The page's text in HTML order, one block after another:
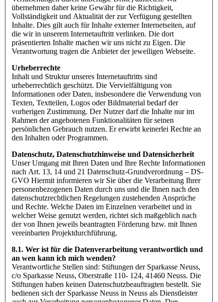
übernehmen daher keine Gewähr für die Richtigkeit,
Vollständigkeit und Aktualität der zur Verfügung gestellten
Inhalte. Dies gilt auch für Inhalte externer Internetseiten, auf
die wir in unserem Internetauftritt verlinken. Die dort
präsentierten Inhalte machen wir uns nicht zu Eigen. Die
Verantwortung tragen die Anbieter der jeweiligen Webseite.
Urheberrechte
Inhalt und Struktur unseres Internetauftritts sind
urheberrechtlich geschützt. Die Vervielfältigung von
Informationen oder Daten, insbesondere die Verwendung von
Texten, Textteilen, Logos oder Bildmaterial bedarf der
vorherigen Zustimmung. Der Nutzer darf die Inhalte nur im
Rahmen der angebotenen Funktionalitäten für seinen
persönlichen Gebrauch nutzen. Er erwirbt keinerlei Rechte an
den Inhalten oder Programmen.
Datenschutz, Datenschutzhinweise und Datensicherheit
Unser Umgang mit Ihren Daten und Ihre Rechte Informationen
nach Art. 13, 14 und 21 Datenschutz-Grundverordnung – DS-
GVO Hiermit informieren wir Sie über die Verarbeitung Ihrer
personenbezogenen Daten durch uns und die Ihnen nach den
datenschutzrechtlichen Regelungen zustehenden Ansprüche
und Rechte. Welche Daten im Einzelnen verarbeitet und in
welcher Weise genutzt werden, richtet sich maßgeblich nach
der von Ihnen jeweils beantragten Förderung bzw. mit Ihnen
vereinbarten Projektdurchführung.
8.1. Wer ist für die Datenverarbeitung verantwortlich und
an wen kann ich mich wenden?
Verantwortliche Stellen sind: Stiftungen der Sparkasse Neuss,
c/o Sparkasse Neuss, Oberstraße 110- 124, 41460 Neuss. Die
Stiftungen haben keinen Datenschutzbeauftragten bestellt. Sie
bedienen sich der Sparkasse Neuss in Neuss als Dienstleister